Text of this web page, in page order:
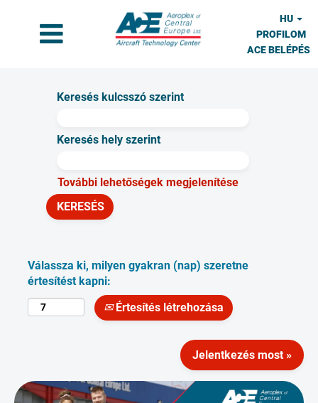
HU
PROFILOM
ACE BELÉPÉS
Keresés kulcsszó szerint
Keresés hely szerint
További lehetőségek megjelenítése
Válassza ki, milyen gyakran (nap) szeretne
értesítést kapni:
Értesítés létrehozása
Jelentkezés most »